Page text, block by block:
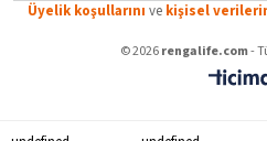
Üyelik koşullarını ve kişisel
© 2026rengalife.com-